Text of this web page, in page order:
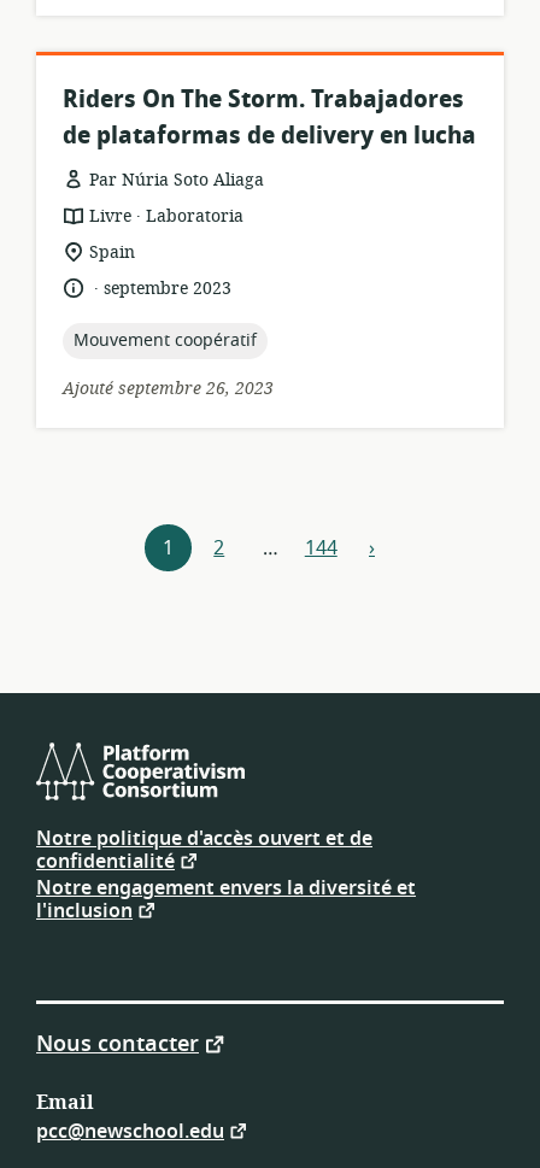
Riders On The Storm. Trabajadores
de plataformas de delivery en lucha
Par Núria Soto Aliaga
Format
de
ressource:
Livre .
éditeur:
Laboratoria
Lieu
pertinence:
Spain
langue:
.
date
publication:
septembre 2023
topic:
Mouvement coopératif
Ajouté septembre 26, 2023
Navigateur
1 2 … 144 Suivant
›
Consortium
de
plateforme
coopérative
Notre politique d'accès ouvert et de
confidentialité
Notre engagement envers la diversité et
l'inclusion
Nous contacter
Email
pcc@newschool.edu